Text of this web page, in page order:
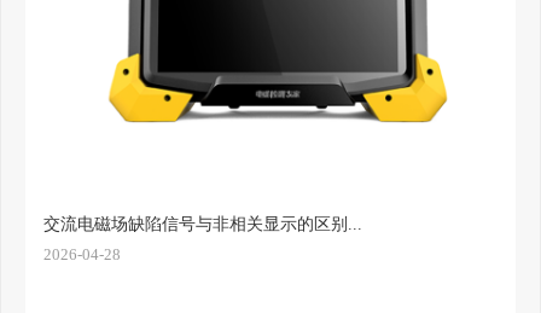
交流电磁场缺陷信号与非相关显示的区别...
2026-04-28